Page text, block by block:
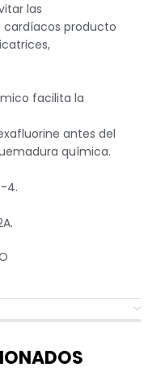
las
producto
facilita la
antes del
química.
4.